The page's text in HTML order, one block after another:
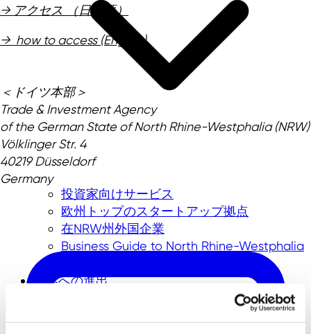
投資家向けサービス
欧州トップのスタートアップ拠点
在NRW州外国企業
Business Guide to North Rhine-Westphalia
世界への進出
→ アクセス （日本語）
→ how to access (English)
＜ドイツ本部＞
Trade & Investment Agency
of the German State of North Rhine-Westphalia (NRW)
Völklinger Str. 4
40219 Düsseldorf
Germany